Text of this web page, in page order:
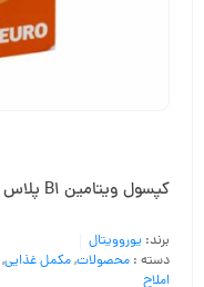
کپسول ویتامین B1 پلاس یوروویتال 60 عدد
برند: یوروویتال
دسته : محصولات,مکمل غذایی,
املاح